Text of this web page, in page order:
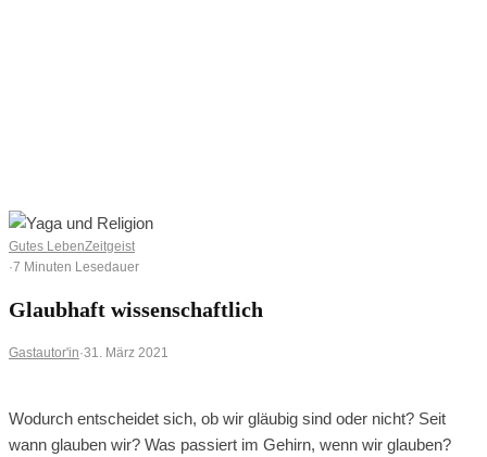
Gutes LebenZeitgeist
·7 Minuten Lesedauer
Glaubhaft wissenschaftlich
Gastautor'in·31. März 2021
Wodurch entscheidet sich, ob wir gläubig sind oder nicht? Seit
wann glauben wir? Was passiert im Gehirn, wenn wir glauben?